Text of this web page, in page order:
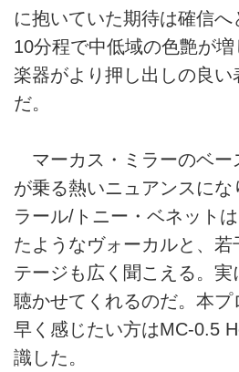
に抱いていた期待は確信
10分程で中低域の色艶が
楽器がより押し出しの良い
だ。
マーカス・ミラーのベー
が乗る熱いニュアンスにな
ラール/トニー・ベネット
たようなヴォーカルと、若
テージも広く聞こえる。
聴かせてくれるのだ。本プ
早く感じたい方はMC-0.5
識した。